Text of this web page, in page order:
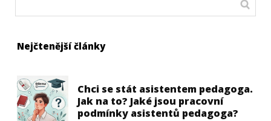
Nejčtenější články
Chci se stát asistentem pedagoga.
Jak na to? Jaké jsou pracovní
podmínky asistentů pedagoga?